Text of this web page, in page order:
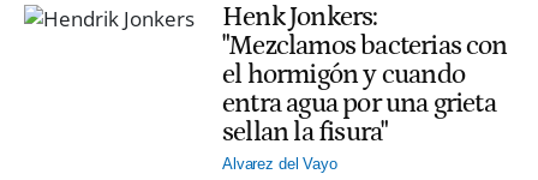
Henk Jonkers:
"Mezclamos bacterias con
el hormigón y cuando
entra agua por una grieta
sellan la fisura"
Alvarez del Vayo